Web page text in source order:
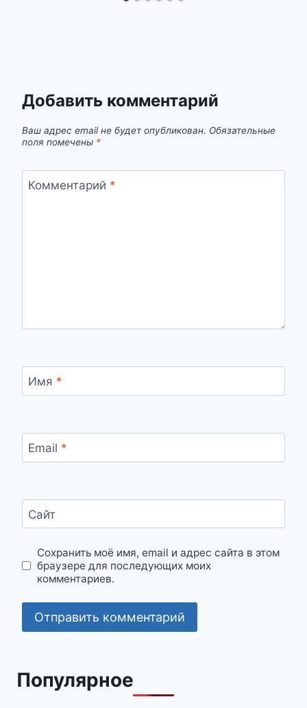
Добавить комментарий
Ваш адрес email не будет опубликован. Обязательные
поля помечены *
Комментарий *
Имя *
Email *
Сайт
Сохранить моё имя, email и адрес сайта в этом
браузере для последующих моих
комментариев.
Популярное